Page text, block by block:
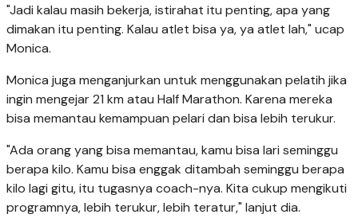
"Jadi kalau masih bekerja, istirahat itu penting, apa yang
dimakan itu penting. Kalau atlet bisa ya, ya atlet lah," ucap
Monica.
Monica juga menganjurkan untuk menggunakan pelatih jika
ingin mengejar 21 km atau Half Marathon. Karena mereka
bisa memantau kemampuan pelari dan bisa lebih terukur.
"Ada orang yang bisa memantau, kamu bisa lari seminggu
berapa kilo. Kamu bisa enggak ditambah seminggu berapa
kilo lagi gitu, itu tugasnya coach-nya. Kita cukup mengikuti
programnya, lebih terukur, lebih teratur," lanjut dia.